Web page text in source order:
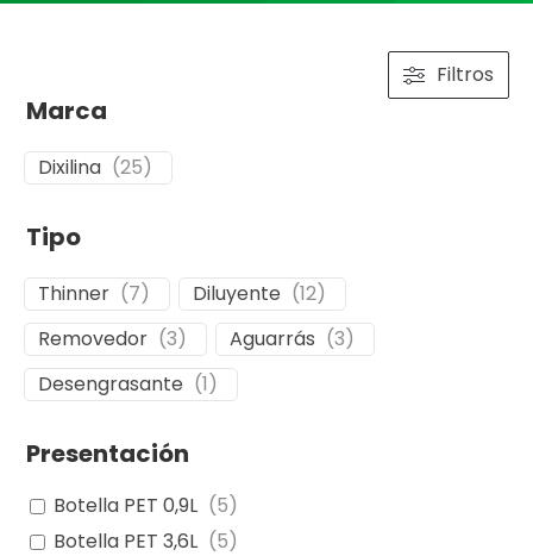
Filtros
Marca
Dixilina (25)
Tipo
Thinner (7) Diluyente (12)
Removedor (3) Aguarrás (3)
Desengrasante (1)
Presentación
Botella PET 0,9L (5)
Botella PET 3,6L (5)